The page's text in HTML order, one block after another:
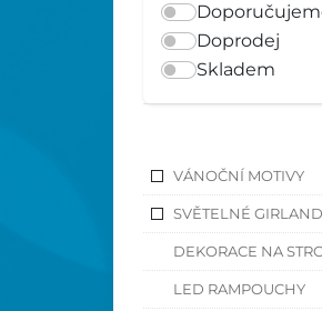
Doprodej
Skladem
VÁNOČNÍ MOTIVY
SVĚTELNÉ
DEKORACE NA
LED RAMPOUCHY